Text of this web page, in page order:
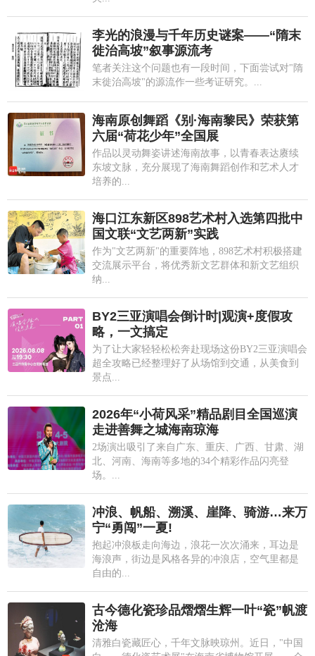
李光的浪漫与千年历史谜案——“隋末
徙治高坡”叙事源流考
笔者关注这个问题也有一段时间，下面尝试对"隋
末徙治高坡"的源流作一些考证研究。...
海南原创舞蹈《别·海南黎民》荣获第
六届“荷花少年”全国展
作品以灵动舞姿讲述海南故事，以青春表达赓续
东坡文脉，充分展现了海南舞蹈创作和艺术人才
培养的...
海口江东新区898艺术村入选第四批中
国文联“文艺两新”实践
作为"文艺两新"的重要阵地，898艺术村积极搭建
交流展示平台，将优秀新文艺群体和新文艺组织
纳...
BY2三亚演唱会倒计时|观演+度假攻
略，一文搞定
为了让大家轻轻松松奔赴现场这份BY2三亚演唱会
超全攻略已经整理好了从场馆到交通，从美食到
景点...
2026年“小荷风采”精品剧目全国巡演
走进善舞之城海南琼海
2场演出吸引了来自广东、重庆、广西、甘肃、湖
北、河南、海南等多地的34个精彩作品闪亮登
场。...
冲浪、帆船、溯溪、崖降、骑游…来万
宁“勇闯”一夏!
抱起冲浪板走向海边，浪花一次次涌来，耳边是
海浪声，街边是风格各异的冲浪店，空气里都是
自由的...
古今德化瓷珍品熠熠生辉一叶“瓷”帆渡
沧海
清雅白瓷藏匠心，千年文脉映琼州。近日，"中国